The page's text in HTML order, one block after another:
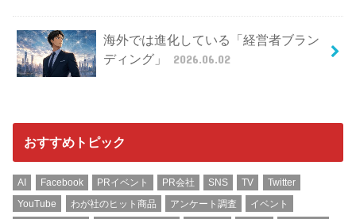
海外では進化している「経営者ブラン
ディング」
2026.06.02
おすすめトピック
AI Facebook PRイベント PR会社 SNS TV
Twitter
YouTube
わが社のヒット商品 アンケート調査
イベント